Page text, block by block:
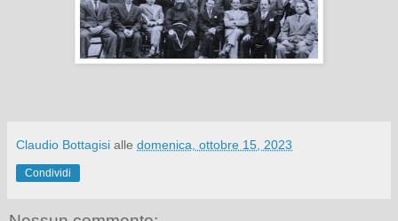
Claudio Bottagisi alle domenica, ottobre 15, 2023
Condividi